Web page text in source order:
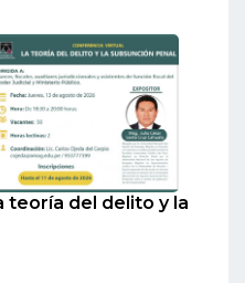
teoría del delito y la